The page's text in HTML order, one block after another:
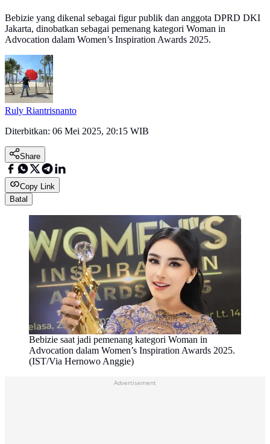
Bebizie yang dikenal sebagai figur publik dan anggota DPRD DKI
Jakarta, dinobatkan sebagai pemenang kategori Woman in
Advocation dalam Women’s Inspiration Awards 2025.
Ruly Riantrisnanto
Diterbitkan: 06 Mei 2025, 20:15 WIB
Share
Copy Link
Batal
Bebizie saat jadi pemenang kategori Woman in
Advocation dalam Women’s Inspiration Awards 2025.
(IST/Via Hernowo Anggie)
Advertisement